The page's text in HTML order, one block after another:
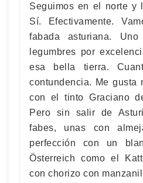
Seguimos en el norte y
Sí. Efectivamente.
fabada asturiana.
legumbres por
esa bella tierra.
contundencia. Me gusta
con el tinto Graciano
Pero sin salir de
fabes, unas con
perfección con un
Österreich como el
con chorizo con